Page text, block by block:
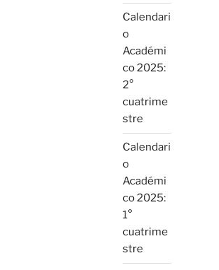
Calendari
o
Académi
co 2025:
2°
cuatrime
stre
Calendari
o
Académi
co 2025:
1°
cuatrime
stre